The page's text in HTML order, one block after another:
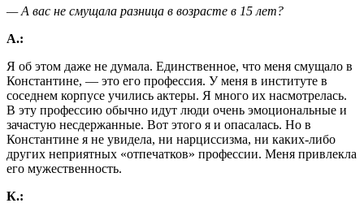
— А вас не смущала разница в возрасте в 15 лет?
А.:
Я об этом даже не думала. Единственное, что меня смущало в
Константине, ― это его профессия. У меня в институте в
соседнем корпусе учились актеры. Я много их насмотрелась.
В эту профессию обычно идут люди очень эмоциональные и
зачастую несдержанные. Вот этого я и опасалась. Но в
Константине я не увидела, ни нарциссизма, ни каких-либо
других неприятных «отпечатков» профессии. Меня привлекла
его мужественность.
К.: